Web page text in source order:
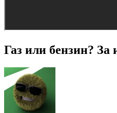
Газ или бензин? За